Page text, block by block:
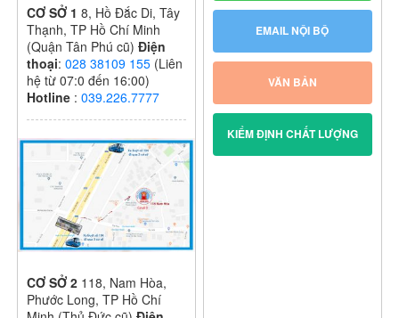
CƠ SỞ 18, Hồ Đắc Di, Tây
Thạnh, TP Hồ Chí Minh
(Quận Tân Phú cũ) Điện
thoại:028 38109 155 (Liên
hệ từ 07:0 đến 16:00)
Hotline :039.226.7777
CƠ SỞ 2 118, Nam Hòa,
Phước Long, TP Hồ Chí
EMAIL NỘI BỘ
VĂN BẢN
KIỂM ĐỊNH CHẤT LƯỢNG